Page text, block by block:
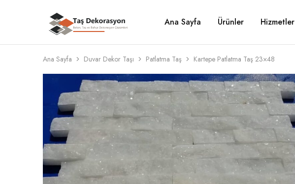
Taş
Dekorasyon
Beton,
Taş
Bahçe
Dekorasyon
Çözümleri
Ana Sayfa Ürünler Hizmetler
Ana Sayfa Duvar Dekor Taşı Patlatma Taş Kartepe Patlatma Taş 23×48